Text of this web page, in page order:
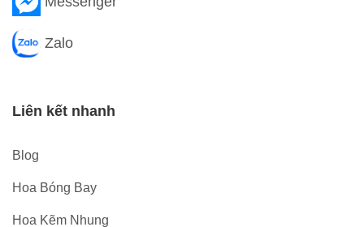
Zalo
Liên kết nhanh
Blog
Hoa Bóng Bay
Hoa Kẽm Nhung